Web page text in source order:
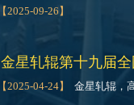
【2025-09-26】
金星轧辊第十九届
【2025-04-24】 金星轧辊，